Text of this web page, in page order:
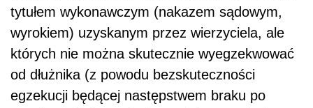
tytułem wykonawczym (nakazem sądowym,
wyrokiem) uzyskanym przez wierzyciela, ale
których nie można skutecznie wyegzekwować
od dłużnika (z powodu bezskuteczności
egzekucji będącej następstwem braku po